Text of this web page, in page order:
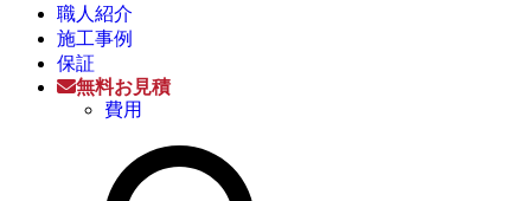
職人紹介
施工事例
保証
無料お見積
費用